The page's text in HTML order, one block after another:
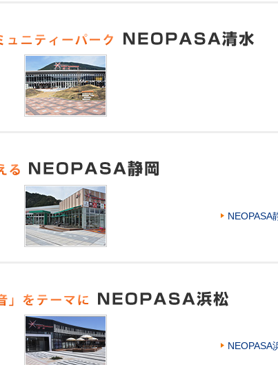
NEOPASA
NEOPASA